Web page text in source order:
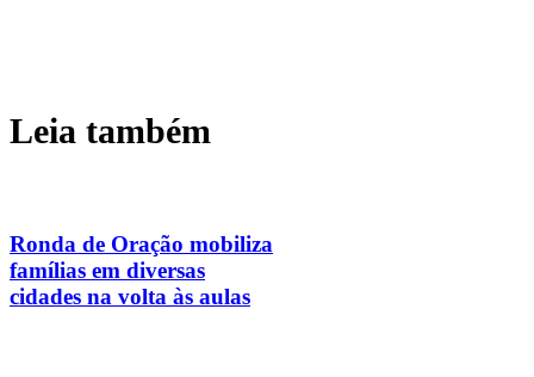
Leia também
Ronda de Oração mobiliza
famílias em diversas
cidades na volta às aulas